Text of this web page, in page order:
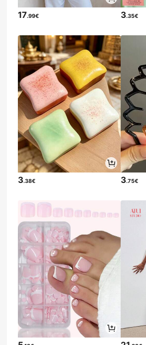
17.99€ 3.35€
3.38€ 3.75€